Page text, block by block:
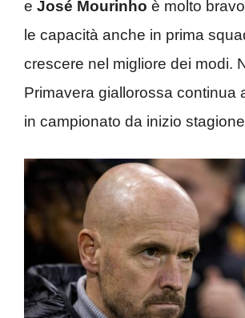
e José Mourinho è molto
le capacità anche in prima
crescere nel migliore dei modi.
Primavera giallorossa continua
in campionato da inizio